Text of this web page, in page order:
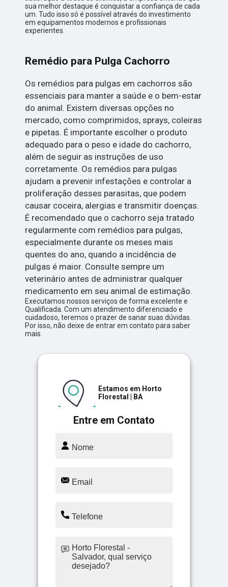
sua melhor destaque é conquistar a confiança de cada
um. Tudo isso só é possível através do investimento
em equipamentos modernos e profissionais
experientes.
Remédio para Pulga Cachorro
Os remédios para pulgas em cachorros são
essenciais para manter a saúde e o bem-estar
do animal. Existem diversas opções no
mercado, como comprimidos, sprays, coleiras
e pipetas. É importante escolher o produto
adequado para o peso e idade do cachorro,
além de seguir as instruções de uso
corretamente. Os remédios para pulgas
ajudam a prevenir infestações e controlar a
proliferação desses parasitas, que podem
causar coceira, alergias e transmitir doenças.
É recomendado que o cachorro seja tratado
regularmente com remédios para pulgas,
especialmente durante os meses mais
quentes do ano, quando a incidência de
pulgas é maior. Consulte sempre um
veterinário antes de administrar qualquer
medicamento em seu animal de estimação.
Executamos nossos serviços de forma excelente e
Qualificada. Com um atendimento diferenciado e
cuidadoso, teremos o prazer de sanar suas dúvidas.
Por isso, não deixe de entrar em contato para saber
mais.
Entre em Contato
Estamos em Horto
Florestal | BA